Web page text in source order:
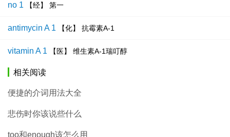
no 1 【经】 第一
antimycin A 1 【化】 抗霉素A-1
vitamin A 1 【医】 维生素A-1瑞叮醇
相关阅读
便捷的介词用法大全
悲伤时你该说些什么
too和enough该怎么用